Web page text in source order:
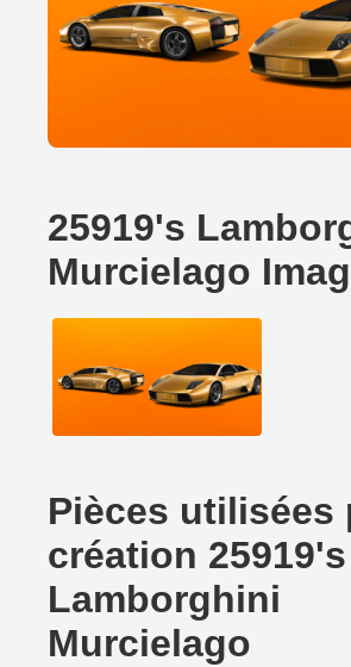
25919's
Murcielago
Pièces utilisées
création 25919's
Lamborghini
Murcielago